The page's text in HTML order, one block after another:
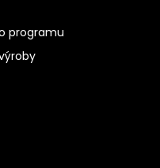
programu